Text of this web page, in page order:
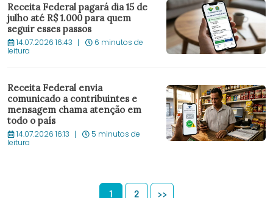
Receita Federal pagará dia 15 de
julho até R$ 1.000 para quem
seguir esses passos
14.07.2026 16:43 6 minutos de
leitura
Receita Federal envia
comunicado a contribuintes e
mensagem chama atenção em
todo o país
14.07.2026 16:13 5 minutos de
leitura
1 2 >>